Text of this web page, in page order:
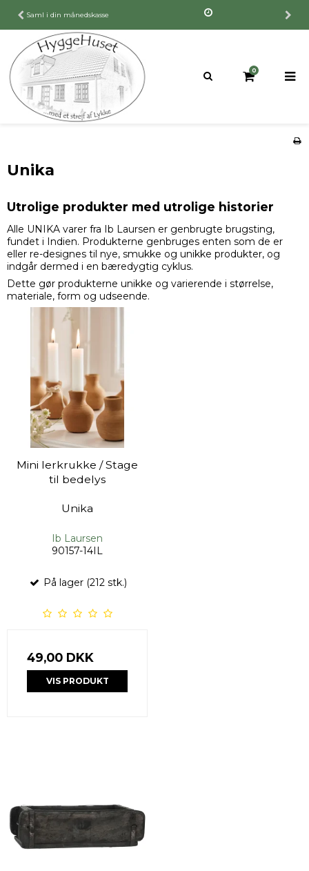
0
Unika
Utrolige produkter med utrolige historier
Alle UNIKA varer fra Ib Laursen er genbrugte brugsting,
fundet i Indien. Produkterne genbruges enten som de er
eller re-designes til nye, smukke og unikke produkter, og
indgår dermed i en bæredygtig cyklus.
Dette gør produkterne unikke og varierende i størrelse,
materiale, form og udseende.
Mini lerkrukke / Stage
til bedelys
Unika
Ib Laursen
90157-14IL
På lager (212 stk.)
49,00 DKK
VIS PRODUKT